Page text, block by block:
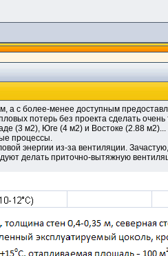
а с более-менее доступным
потерь без проекта сделать
(3 м2), Юге (4 м2) и Востоке (2.88 м2)...
процессы.
энергии из-за вентиляции.
делать приточно-вытяжную